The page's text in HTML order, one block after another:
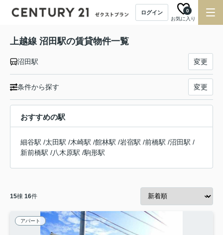
ログイン
お気に入り
0
上越線 沼田駅の賃貸物件一覧
沼田駅 変更
条件から探す 変更
おすすめの駅
細谷駅 /太田駅 /木崎駅 /館林駅 /岩宿駅 /前橋駅 /沼田駅 /
新前橋駅 /八木原駅 /駒形駅
15棟 16件
アパート